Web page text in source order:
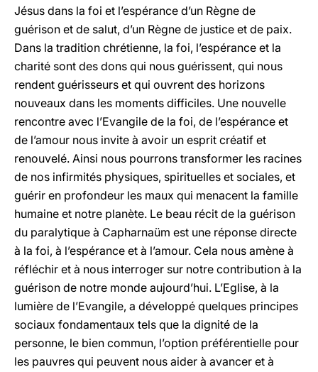
Jésus dans la foi et l’espérance d’un Règne de
guérison et de salut, d’un Règne de justice et de paix.
Dans la tradition chrétienne, la foi, l’espérance et la
charité sont des dons qui nous guérissent, qui nous
rendent guérisseurs et qui ouvrent des horizons
nouveaux dans les moments difficiles. Une nouvelle
rencontre avec l’Evangile de la foi, de l’espérance et
de l’amour nous invite à avoir un esprit créatif et
renouvelé. Ainsi nous pourrons transformer les racines
de nos infirmités physiques, spirituelles et sociales, et
guérir en profondeur les maux qui menacent la famille
humaine et notre planète. Le beau récit de la guérison
du paralytique à Capharnaüm est une réponse directe
à la foi, à l’espérance et à l’amour. Cela nous amène à
réfléchir et à nous interroger sur notre contribution à la
guérison de notre monde aujourd’hui. L’Eglise, à la
lumière de l’Evangile, a développé quelques principes
sociaux fondamentaux tels que la dignité de la
personne, le bien commun, l’option préférentielle pour
les pauvres qui peuvent nous aider à avancer et à